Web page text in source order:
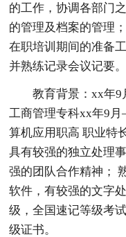
的工作，协调各部门
的管理及档案的管理
在职培训期间的准备
并熟练记录会议记要。
教育背景：xx年
工商管理专科xx年9
算机应用职高 职业特
具有较强的独立处理
强的团队合作精神；
软件，有较强的文字
级，全国速记等级考
级证书。